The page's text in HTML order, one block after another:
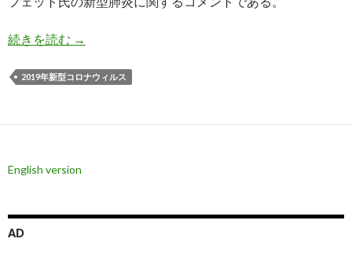
続きを読む バフェット氏: 新型肺炎は株式に大きく影響して
→
2019年新型コロナウィルス
English version
AD